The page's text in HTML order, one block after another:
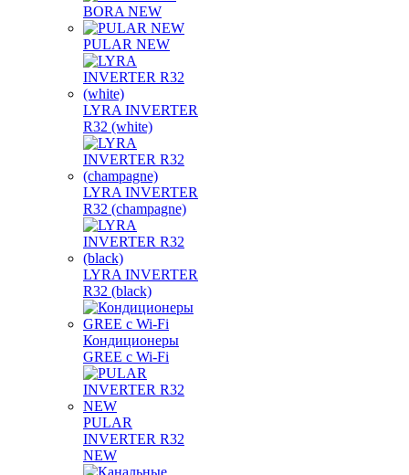
BORA NEW
PULAR NEW
LYRA INVERTER
R32 (white)
LYRA INVERTER
R32 (champagne)
LYRA INVERTER
R32 (black)
Кондиционеры
GREE с Wi-Fi
PULAR
INVERTER R32
NEW